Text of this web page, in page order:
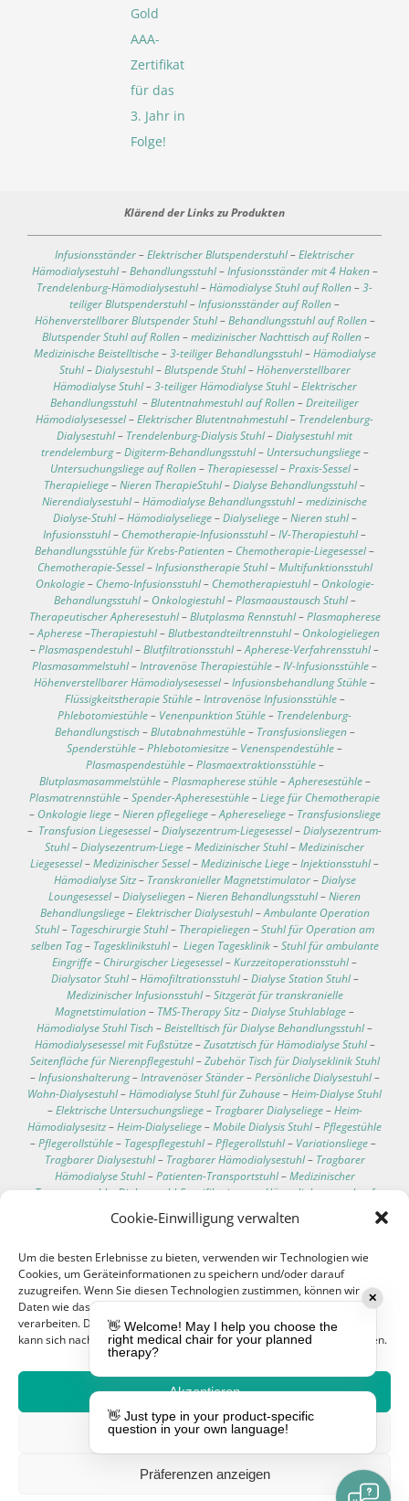
Cookie-Einwilligung verwalten
Um die besten Erlebnisse zu bieten, verwenden wir Technologien wie
Cookies, um Geräteinformationen zu speichern und/oder darauf
zuzugreifen. Wenn Sie diesen Technologien zustimmen, können wir
Daten wie das Surfverhalten oder eindeutige IDs auf dieser Website
verarbeiten. Die Nichteinwilligung oder der Widerruf der Einwilligung
kann sich nachteilig auf bestimmte Merkmale und Funktionen auswirken.
Akzeptieren
Leugnen
Präferenzen anzeigen
Gold
AAA-
Zertifikat
für das
3. Jahr in
Folge!
Klärend der Links zu Produkten
Infusionsständer–Elektrischer Blutspenderstuhl–Elektrischer
Hämodialysestuhl–Behandlungsstuhl–Infusionsständer mit 4 Haken–
Trendelenburg-Hämodialysestuhl–Hämodialyse Stuhl auf Rollen–3-
teiliger Blutspenderstuhl–Infusionsständer auf Rollen–
Höhenverstellbarer Blutspender Stuhl–Behandlungsstuhl auf Rollen–
Blutspender Stuhl auf Rollen–medizinischer Nachttisch auf Rollen–
Medizinische Beistelltische–3-teiliger Behandlungsstuhl–Hämodialyse
Stuhl–Dialysestuhl–Blutspende Stuhl–Höhenverstellbarer
Hämodialyse Stuhl–3-teiliger Hämodialyse Stuhl–Elektrischer
Behandlungsstuhl –Blutentnahmestuhl auf Rollen–Dreiteiliger
Hämodialysesessel–Elektrischer Blutentnahmestuhl– Trendelenburg-
Dialysestuhl– Trendelenburg-Dialysis Stuhl–Dialysestuhl mit
trendelemburg–Digiterm-Behandlungsstuhl– Untersuchungsliege–
Untersuchungsliege auf Rollen– Therapiesessel–Praxis-Sessel–
Therapieliege–Nieren TherapieStuhl–Dialyse Behandlungsstuhl–
Nierendialysestuhl–Hämodialyse Behandlungsstuhl–medizinische
Dialyse-Stuhl–Hämodialyseliege–Dialyseliege–Nieren stuhl–
Infusionsstuhl– Chemotherapie-Infusionsstuhl–IV-Therapiestuhl–
Behandlungsstühle für Krebs-Patienten– Chemotherapie-Liegesessel–
Chemotherapie-Sessel–Infusionstherapie Stuhl–Multifunktionsstuhl
Onkologie– Chemo-Infusionsstuhl– Chemotherapiestuhl– Onkologie-
Behandlungsstuhl– Onkologiestuhl–Plasmaaustausch Stuhl–
Therapeutischer Apheresestuhl–Blutplasma Rennstuhl–Plasmapherese
–Apherese–Therapiestuhl–Blutbestandteiltrennstuhl– Onkologieliegen
–Plasmaspendestuhl–Blutfiltrationsstuhl–Apherese-Verfahrensstuhl–
Plasmasammelstuhl–Intravenöse Therapiestühle–IV-Infusionsstühle–
Höhenverstellbarer Hämodialysesessel–Infusionsbehandlung Stühle–
Flüssigkeitstherapie Stühle–Intravenöse Infusionsstühle–
Phlebotomiestühle– Venenpunktion Stühle– Trendelenburg-
Behandlungstisch–Blutabnahmestühle– Transfusionsliegen–
Spenderstühle–Phlebotomiesitze– Venenspendestühle–
Plasmaspendestühle–Plasmaextraktionsstühle–
Blutplasmasammelstühle–Plasmapherese stühle–Apheresestühle–
Plasmatrennstühle–Spender-Apheresestühle–Liege für Chemotherapie
– Onkologie liege–Nieren pflegeliege–Aphereseliege– Transfusionsliege
– Transfusion Liegesessel–Dialysezentrum-Liegesessel–Dialysezentrum-
Stuhl–Dialysezentrum-Liege–Medizinischer Stuhl–Medizinischer
Liegesessel–Medizinischer Sessel–Medizinische Liege–Injektionsstuhl–
Hämodialyse Sitz– Transkranieller Magnetstimulator–Dialyse
Loungesessel–Dialyseliegen–Nieren Behandlungsstuhl–Nieren
Behandlungsliege–Elektrischer Dialysestuhl–Ambulante Operation
Stuhl– Tageschirurgie Stuhl– Therapieliegen–Stuhl für Operation am
selben Tag– Tagesklinikstuhl– Liegen Tagesklinik–Stuhl für ambulante
Eingriffe– Chirurgischer Liegesessel–Kurzzeitoperationsstuhl–
Dialysator Stuhl–Hämofiltrationsstuhl–Dialyse Station Stuhl–
Medizinischer Infusionsstuhl–Sitzgerät für transkranielle
Magnetstimulation– TMS-Therapy Sitz–Dialyse Stuhlablage–
Hämodialyse Stuhl Tisch–Beistelltisch für Dialyse Behandlungsstuhl–
Hämodialysesessel mit Fußstütze–Zusatztisch für Hämodialyse Stuhl–
Seitenfläche für Nierenpflegestuhl–Zubehör Tisch für Dialyseklinik Stuhl
–Infusionshalterung–Intravenöser Ständer–Persönliche Dialysestuhl–
Wohn-Dialysestuhl–Hämodialyse Stuhl für Zuhause–Heim-Dialyse Stuhl
–Elektrische Untersuchungsliege– Tragbarer Dialyseliege–Heim-
Hämodialysesitz–Heim-Dialyseliege–Mobile Dialysis Stuhl–Pflegestühle
–Pflegerollstühle– Tagespflegestuhl–Pflegerollstuhl– Variationsliege–
Tragbarer Dialysestuhl– Tragbarer Hämodialysestuhl– Tragbarer
Hämodialyse Stuhl–Patienten-Transportstuhl–Medizinischer
Transportstuhl– Dialysestuhl-Spezifikationen
Hämodialysesessel auf
Bester Liegesessel für Dialysepatienten
Bequeme Dialyse Stühle
Technische Daten des Dialysestuhls–Klinischer Pflegeliegesessel
Bluttransfusionsliege –Chemotherapie Stuhl–Blutspende Liege–
Infusions Liegesessel–Hämodialyse Patient Stuhl–Dialysepatienten
Stuhl–Multifunktionaler Stuhl–Dialyse-Behandlungsliege–
Bluttransfusion Stuhl
Multifunktionsstuhl–Transfusions-Stuhl–Patienten-Stuhl
Behandlungstisch–Elektrischer Behandlungstisch–Untersuchungsliege
mit verstellbarer Rückenlehne
Behandlungstisch auf Rollen–Manueller Behandlungstisch–Dreiteiliger
Behandlungstisch–Behandlungstisch mit fester Höhe–Elektrischer
Hämodialysesessel
Hämodialysesessel–Sessel für die Dialyse–EEG Stuhl
Elektroenzephalographie Stuhl
Blutentnahmesessel
OnkologieStühle–Hämodialysesessel mit Fußstütze–Waschbarer
Teleskop-Infusionsständer–Hämodialysesessel mit
Anpassbare
ANGEBOT
ANFORDERN
✕
👋 Welcome! May I help you choose the
right medical chair for your planned
therapy?
👋 Just type in your product-specific
question in your own language!